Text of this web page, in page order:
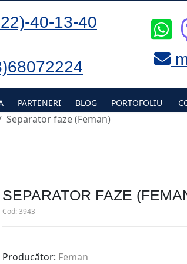
40-13-40
PARTENERI BLOG PORTOFOLIU
Separator faze (Feman)
SEPARATOR FAZE
Cod:3943
Producător: Feman